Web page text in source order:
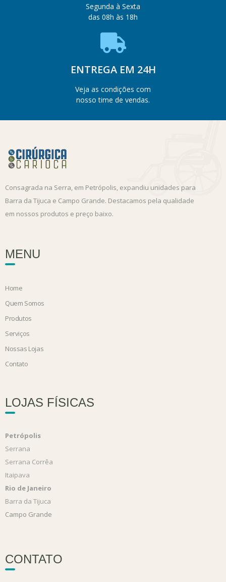
Segunda à Sexta
das 08h às 18h
ENTREGA EM 24H
Veja as condições com
nosso time de vendas.
Consagrada na Serra, em Petrópolis, expandiu unidades para
Barra da Tijuca e Campo Grande. Destacamos pela qualidade
em nossos produtos e preço baixo.
MENU
Home
Quem Somos
Produtos
Serviços
Nossas Lojas
Contato
LOJAS FÍSICAS
Petrópolis
Serrana
Serrana Corrêa
Itaipava
Rio de Janeiro
Barra da Tijuca
Campo Grande
CONTATO